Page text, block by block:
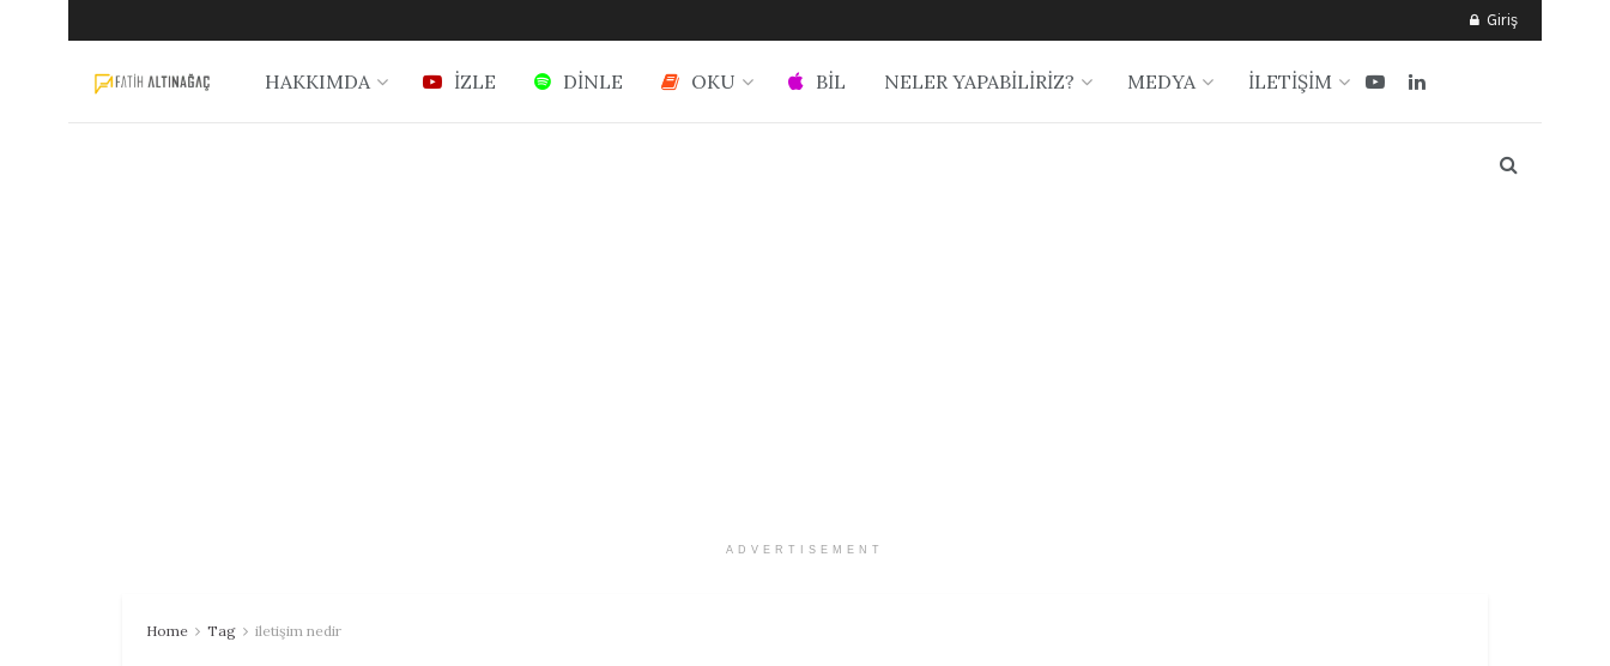
Giriş
HAKKIMDA İZLE DİNLE OKU BİL NELER YAPABİLİRİZ? MEDYA İLETİŞİM
ADVERTISEMENT
Home Tag iletişim nedir